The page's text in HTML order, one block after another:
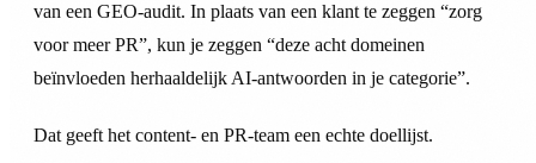
van een GEO-audit. In plaats van een klant te zeggen “zorg
voor meer PR”, kun je zeggen “deze acht domeinen
beïnvloeden herhaaldelijk AI-antwoorden in je categorie”.
Dat geeft het content- en PR-team een echte doellijst.